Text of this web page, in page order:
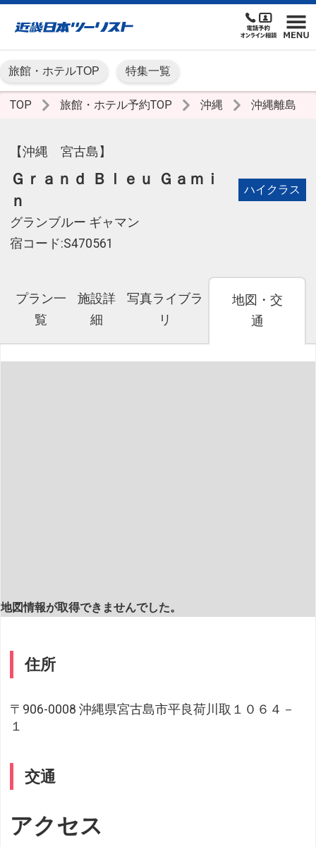
旅館・ホテルTOP 特集一覧
TOP 旅館・ホテル予約TOP 沖縄 沖縄離島
【沖縄 宮古島】
Ｇｒａｎｄ Ｂｌｅｕ Ｇａｍｉ
ｎ
ハイクラス
グランブルー ギャマン
宿コード:S470561
プラン一
覧
施設詳
細
写真ライブラ
リ
地図・交
通
地図情報が取得できませんでした。
住所
〒906-0008 沖縄県宮古島市平良荷川取１０６４－
１
交通
アクセス